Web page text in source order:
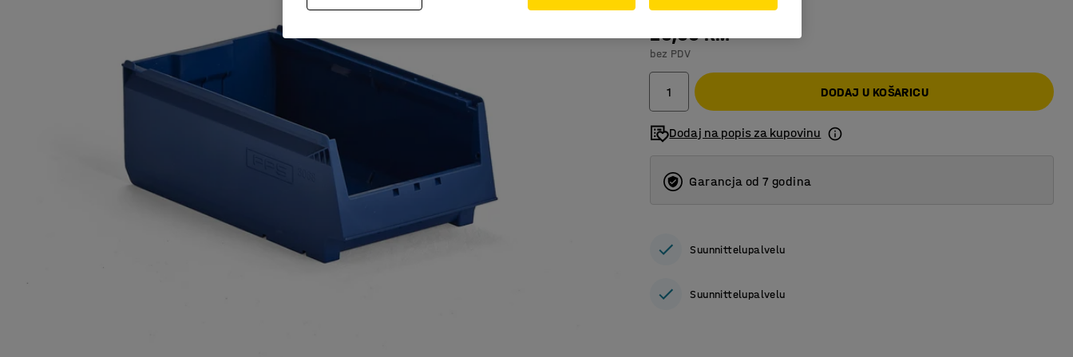
26,00 KM
bez PDV
DODAJ U KOŠARICU
Dodaj na popis za kupovinu
Garancja od 7 godina
Suunnittelupalvelu
Suunnittelupalvelu